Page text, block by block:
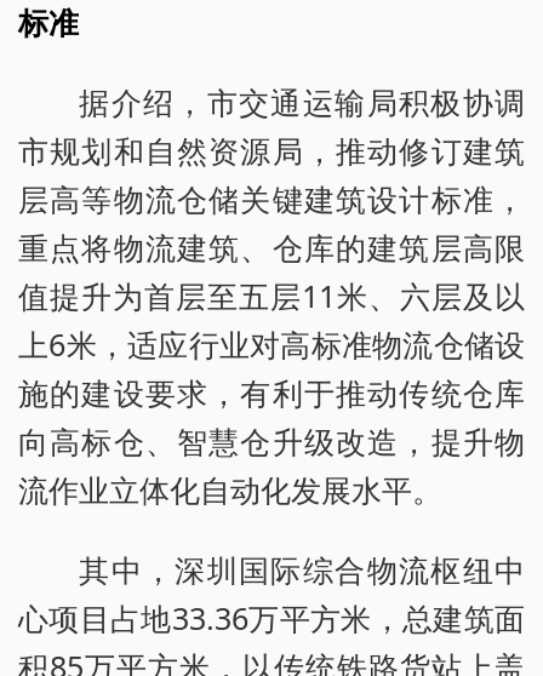
标准
据介绍，市交通运输局积极协调
市规划和自然资源局，推动修订建筑
层高等物流仓储关键建筑设计标准，
重点将物流建筑、仓库的建筑层高限
值提升为首层至五层11米、六层及以
上6米，适应行业对高标准物流仓储设
施的建设要求，有利于推动传统仓库
向高标仓、智慧仓升级改造，提升物
流作业立体化自动化发展水平。
其中，深圳国际综合物流枢纽中
心项目占地33.36万平方米，总建筑面
积85万平方米，以传统铁路货站上盖